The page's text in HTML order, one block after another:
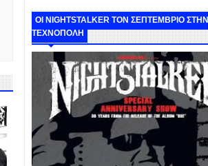
ΟΙ NIGHTSTALKER ΤΟΝ ΣΕΠΤΕΜΒΡΙΟ ΣΤΗΝ
ΤΕΧΝΟΠΟΛΗ